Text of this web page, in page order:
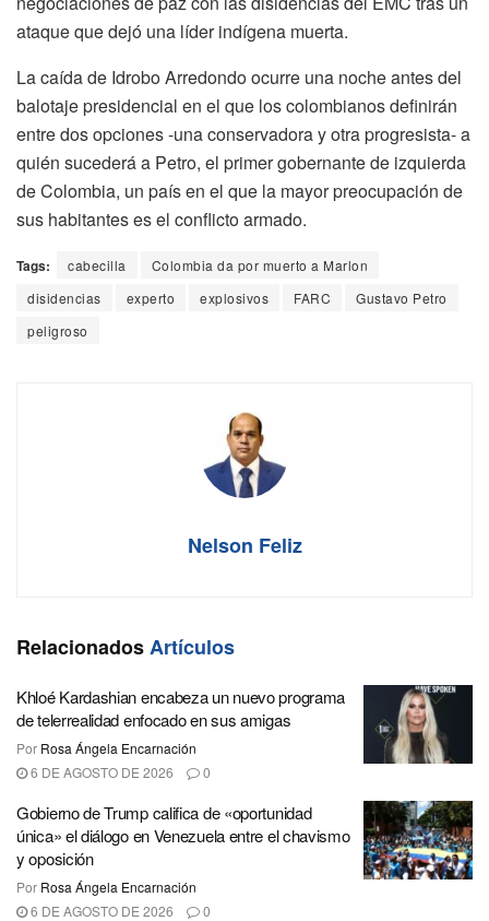
ataque que dejó una líder indígena muerta.
La caída de Idrobo Arredondo ocurre una noche antes del
balotaje presidencial en el que los colombianos definirán
entre dos opciones -una conservadora y otra progresista- a
quién sucederá a Petro, el primer gobernante de izquierda
de Colombia, un país en el que la mayor preocupación de
sus habitantes es el conflicto armado.
Tags: cabecilla
Colombia da por muerto a Marlon
disidencias
experto explosivos FARC
Gustavo Petro
peligroso
Nelson Feliz
RelacionadosArtículos
Khloé Kardashian encabeza un nuevo programa
de telerrealidad enfocado en sus amigas
Por Rosa Ángela Encarnación
6 DE AGOSTO DE 2026
0
Gobierno de Trump califica de «oportunidad
única» el diálogo en Venezuela entre el chavismo
y oposición
Por Rosa Ángela Encarnación
6 DE AGOSTO DE 2026
0